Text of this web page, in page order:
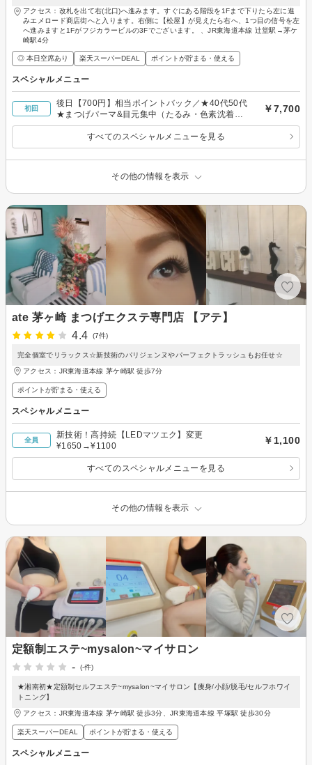
アクセス：改札を出て右(北口)へ進みます。すぐにある階段を1Fまで下りたら左に進
みエメロード商店街へと入ります。右側に【松屋】が見えたら右へ、1つ目の信号を左
へ進みますと1Fがフジカラービルの3Fでございます。 、JR東海道本線 辻堂駅→茅ケ
崎駅4分
◎ 本日空席あり 楽天スーパーDEAL ポイントが貯まる・使える
スペシャルメニュー
初回
後日【700円】相当ポイントバック／★40代50代
★まつげパーマ&目元集中（たるみ・色素沈着）
ポレーション
￥7,700
すべてのスペシャルメニューを見る
その他の情報を表示
ate 茅ヶ崎 まつげエクステ専門店 【アテ】
4.4
(7件)
完全個室でリラックス☆新技術のパリジェンヌやパーフェクトラッシュもお任せ☆
アクセス：JR東海道本線 茅ケ崎駅 徒歩7分
ポイントが貯まる・使える
スペシャルメニュー
全員
新技術！高持続【LEDマツエク】変更
¥1650→¥1100
￥1,100
すべてのスペシャルメニューを見る
その他の情報を表示
定額制エステ~mysalon~マイサロン
-
(-件)
★湘南初★定額制セルフエステ~mysalon~マイサロン【痩身/小顔/脱毛/セルフホワイ
トニング】
アクセス：JR東海道本線 茅ケ崎駅 徒歩3分、JR東海道本線 平塚駅 徒歩30分
楽天スーパーDEAL ポイントが貯まる・使える
スペシャルメニュー